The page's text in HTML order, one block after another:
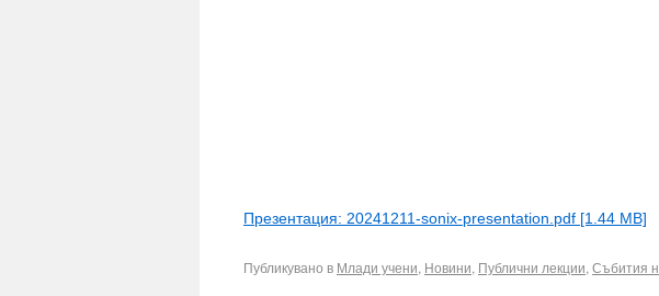
Презентация: 20241211-sonix-presentation.pdf [1.44 MB]
Публикувано в Млади учени, Новини, Публични лекции, Събития